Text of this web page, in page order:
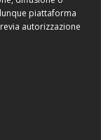
piattaforma
autorizzazione